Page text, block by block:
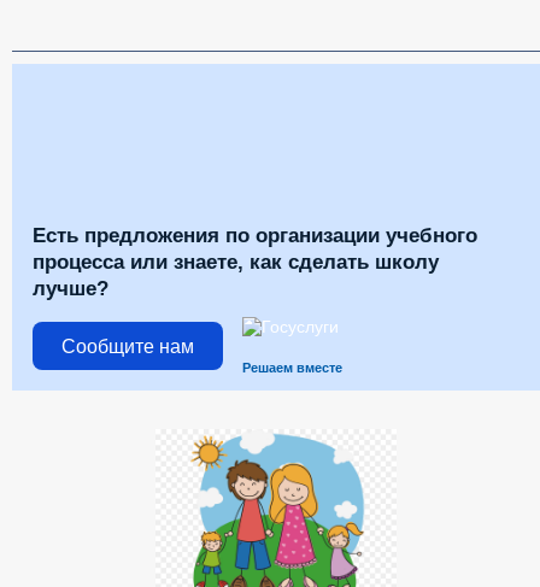
Есть предложения по организации учебного
процесса или знаете, как сделать школу
лучше?
Сообщите нам
Решаем вместе